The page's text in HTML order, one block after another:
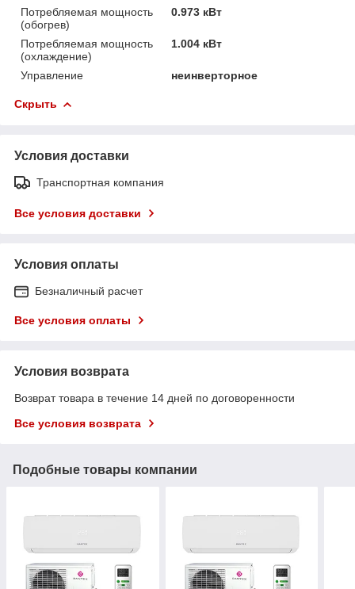
Потребляемая мощность
(обогрев)
0.973 кВт
Потребляемая мощность
(охлаждение)
1.004 кВт
Управление неинверторное
Скрыть
Условия доставки
Транспортная компания
Все условия доставки
Условия оплаты
Безналичный расчет
Все условия оплаты
Условия возврата
Возврат товара в течение 14 дней по договоренности
Все условия возврата
Подобные товары компании